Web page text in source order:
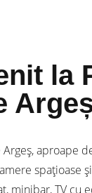
la
aproape
spațioase
minibar, TV cu